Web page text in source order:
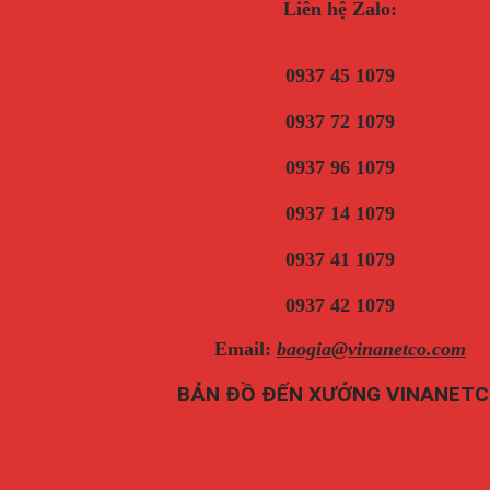
Liên hệ Zalo:
0937 45 1079
0937 72 1079
0937 96 1079
0937 14 1079
0937 41 1079
0937 42 1079
Email: baogia@vinanetco.com
BẢN ĐỒ ĐẾN XƯỞNG